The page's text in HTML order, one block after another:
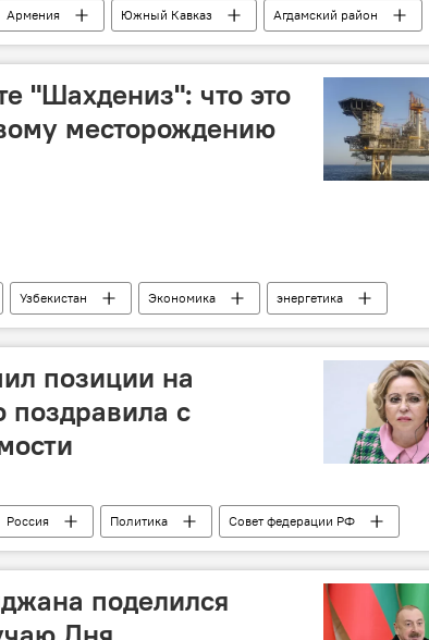
Армения Южный Кавказ
Агдамский район
МВД АР
"Шахдениз": что это
месторождению
Узбекистан Экономика
энергетика
Узбекнефтегаз SOCAR
позиции на
поздравила с
Россия Политика
Совет федерации РФ
День независимости Сахиба Гафарова
поделился